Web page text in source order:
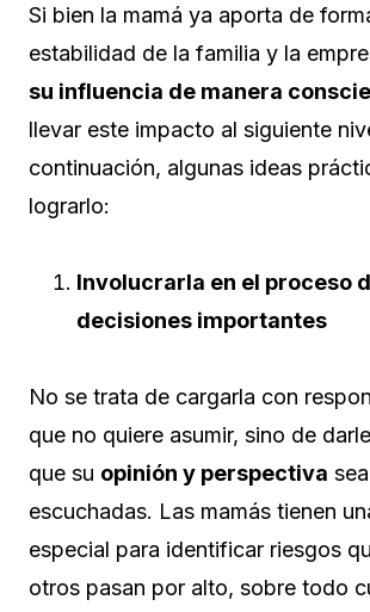
Si bien la mamá ya aporta de
estabilidad de la familia y la
su influencia de manera
llevar este impacto al siguiente
continuación, algunas ideas
lograrlo:
Involucrarla en el proceso
decisiones importantes
No se trata de cargarla con
que no quiere asumir, sino de
que su opinión y perspectiva
escuchadas. Las mamás tienen
especial para identificar riesgos
otros pasan por alto, sobre todo